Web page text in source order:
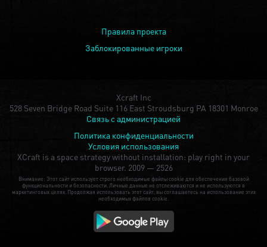
Правила проекта
Заблокированные игроки
Xcraft Inc
528 Seven Bridge Road Suite 116 East Stroudsburg PA 18301 Monroe
Связь с администрацией
Политика конфиденциальности
Условия использования
XCraft is a space strategy without installation: play right in your
browser. 2009 — 2526
Внимание: Этот сайт использует строго необходимые файлы cookie для обеспечения базовой
функциональности и безопасности. Личные данные не отслеживаются и не используются в
маркетинговых целях. Продолжая использовать этот сайт, вы соглашаетесь на использование этих
необходимых файлов cookie.